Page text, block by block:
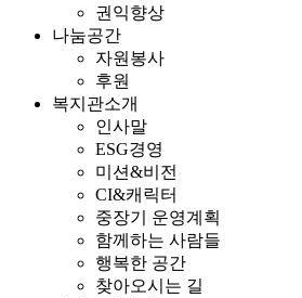
권익향상
나눔공간
자원봉사
후원
복지관소개
인사말
ESG경영
미션&비전
CI&캐릭터
중장기 운영계획
함께하는 사람들
행복한 공간
찾아오시는 길